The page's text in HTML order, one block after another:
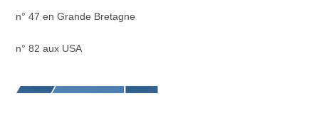
n° 47 en Grande Bretagne
n° 82 aux USA